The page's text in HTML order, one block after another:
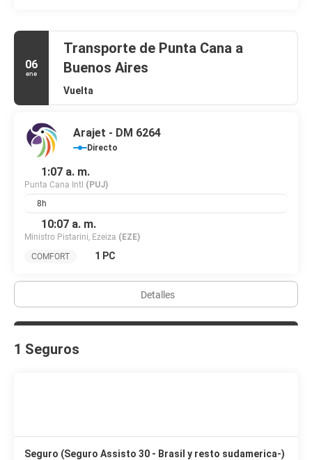
06
ene
Transporte de Punta Cana a
Buenos Aires
Vuelta
Arajet - DM 6264
Directo
1:07 a. m.
Punta Cana Intl (PUJ)
8h
10:07 a. m.
Ministro Pistarini, Ezeiza (EZE)
COMFORT
1 PC
Detalles
1 Seguros
Seguro (Seguro Assisto 30 - Brasil y resto sudamerica-)